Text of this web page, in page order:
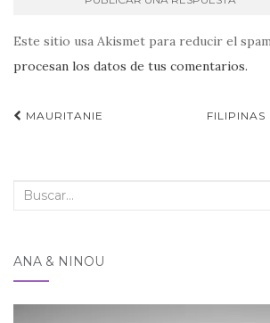
Este sitio usa Akismet para reducir el
procesan los datos de tus comentarios.
Navegación
MAURITANIE FILIPINAS
Buscar:
ANA & NINOU